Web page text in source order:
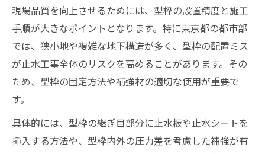
現場品質を向上させるためには、型枠の設置精度と施工
手順が大きなポイントとなります。特に東京都の都市部
では、狭小地や複雑な地下構造が多く、型枠の配置ミス
が止水工事全体のリスクを高めることがあります。その
ため、型枠の固定方法や補強材の適切な使用が重要で
す。
具体的には、型枠の継ぎ目部分に止水板や止水シートを
挿入する方法や、型枠内外の圧力差を考慮した補強が有